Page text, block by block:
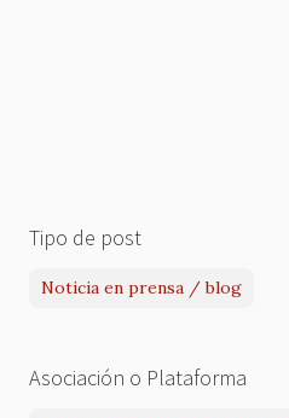
Tipo de post
Noticia en prensa / blog
Asociación o Plataforma